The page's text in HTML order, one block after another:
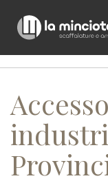
Home/ Accessori